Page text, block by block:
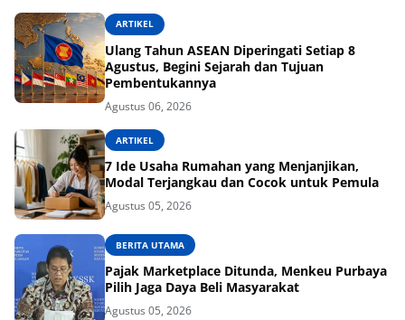
ARTIKEL
Ulang Tahun ASEAN Diperingati Setiap 8
Agustus, Begini Sejarah dan Tujuan
Pembentukannya
Agustus 06, 2026
ARTIKEL
7 Ide Usaha Rumahan yang Menjanjikan,
Modal Terjangkau dan Cocok untuk Pemula
Agustus 05, 2026
BERITA UTAMA
Pajak Marketplace Ditunda, Menkeu Purbaya
Pilih Jaga Daya Beli Masyarakat
Agustus 05, 2026